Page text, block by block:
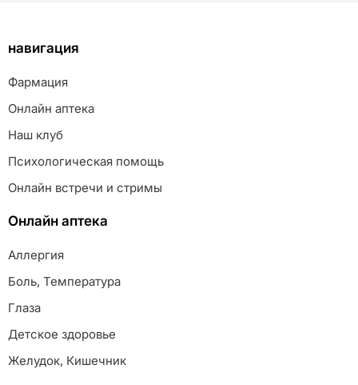
навигация
Фармация
Онлайн аптека
Наш клуб
Психологическая помощь
Онлайн встречи и стримы
Онлайн аптека
Аллергия
Боль, Температура
Глаза
Детское здоровье
Желудок, Кишечник